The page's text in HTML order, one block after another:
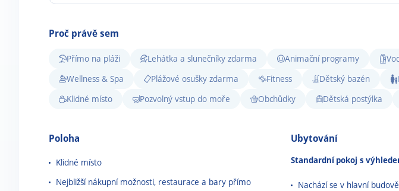
Proč právě sem
Přímo na pláži Lehátka a slunečníky zdarma Animační programy
Wellness & Spa
Plážové osušky zdarma Fitness Dětský bazén
Klidné místo
Pozvolný vstup do moře Obchůdky Dětská postýlka
Poloha
Klidné místo
Nejbližší nákupní možnosti, restaurace a bary přímo
Ubytování
Standardní pokoj s
Nachází se v hlavní budově